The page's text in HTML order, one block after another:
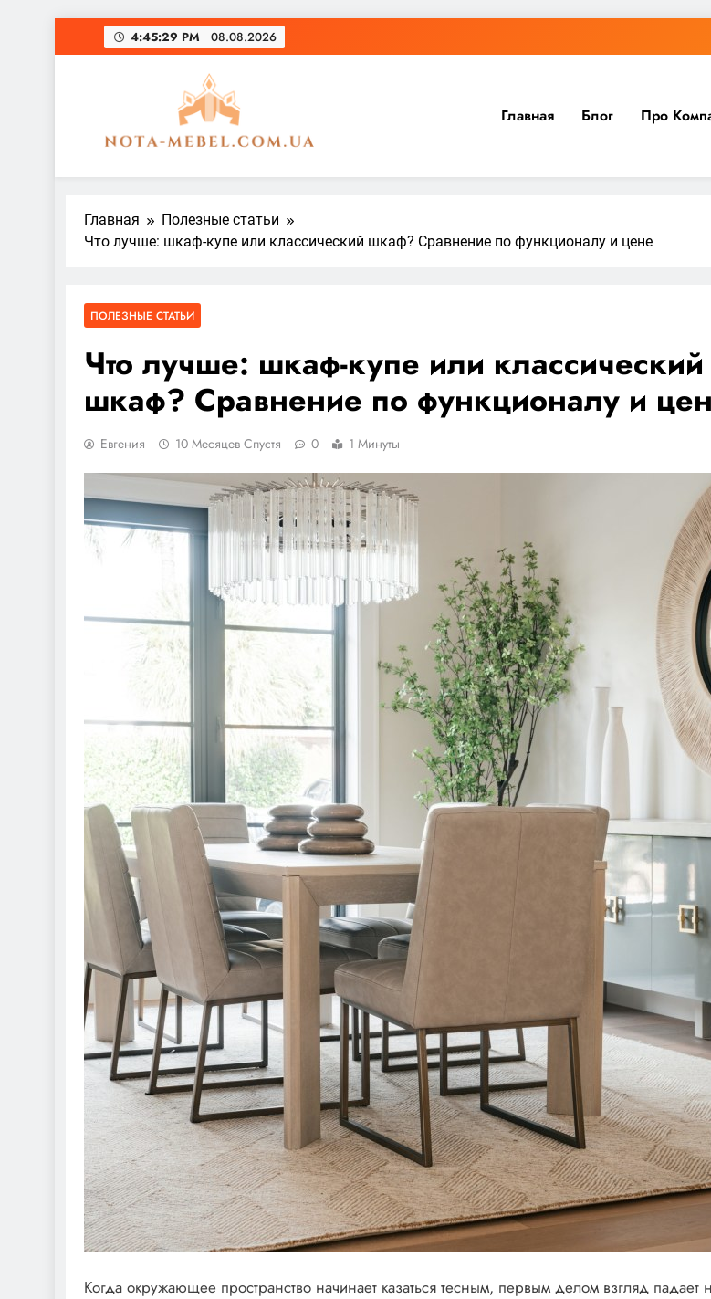
Перейти
4:45:31 PM 08.08.2026
nota-mebel.com.ua
Главная Блог Про
Главная
Полезные статьи
Что лучше: шкаф-купе или классический шкаф? Сравнение по функционалу и цене
ПОЛЕЗНЫЕ СТАТЬИ
Что лучше: шкаф-купе или классический
шкаф? Сравнение по функционалу и
Евгения 10 Месяцев Спустя 0 1 Минуты
Когда окружающее пространство начинает казаться тесным, первым делом взгляд